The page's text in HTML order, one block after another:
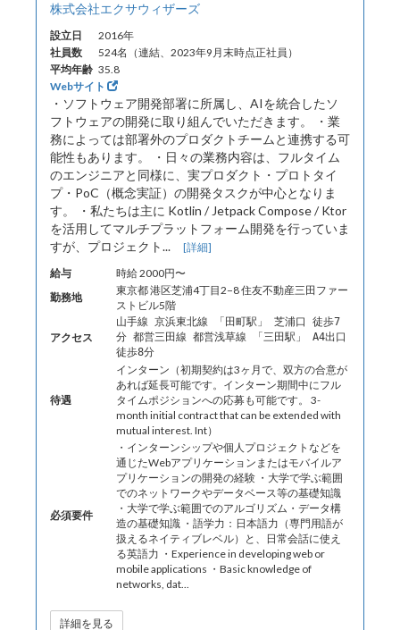
株式会社エクサウィザーズ
設立日
2016年
社員数
524名（連結、2023年9月末時点正社員）
平均年齢 35.8
Webサイト
・ソフトウェア開発部署に所属し、AIを統合したソ
フトウェアの開発に取り組んでいただきます。 ・業
務によっては部署外のプロダクトチームと連携する可
能性もあります。 ・日々の業務内容は、フルタイム
のエンジニアと同様に、実プロダクト・プロトタイ
プ・PoC（概念実証）の開発タスクが中心となりま
す。 ・私たちは主に Kotlin / Jetpack Compose / Ktor
を活用してマルチプラットフォーム開発を行っていま
すが、プロジェクト... [詳細]
給与
時給 2000円〜
勤務地
東京都 港区芝浦4丁目2−8 住友不動産三田ファー
ストビル5階
アクセス
山手線 京浜東北線 「田町駅」 芝浦口 徒歩7
分 都営三田線 都営浅草線 「三田駅」 A4出口
徒歩8分
待遇
インターン（初期契約は3ヶ月で、双方の合意が
あれば延長可能です。インターン期間中にフル
タイムポジションへの応募も可能です。 3-
month initial contract that can be extended with
mutual interest. Int）
必須要件
・インターンシップや個人プロジェクトなどを
通じたWebアプリケーションまたはモバイルア
プリケーションの開発の経験 ・大学で学ぶ範囲
でのネットワークやデータベース等の基礎知識
・大学で学ぶ範囲でのアルゴリズム・データ構
造の基礎知識 ・語学力：日本語力（専門用語が
扱えるネイティブレベル）と、日常会話に使え
る英語力 ・Experience in developing web or
mobile applications ・Basic knowledge of
networks, dat...
詳細を見る